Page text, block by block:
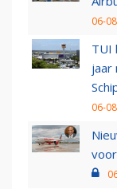
06-
TUI
jaar
06-